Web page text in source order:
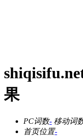
果
PC词数- 移动词
首页位置-